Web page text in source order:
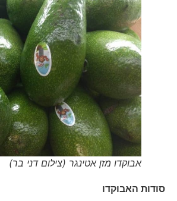
אבוקדו מזן אטינגר (צילום דני בר)
סודות האבוקדו